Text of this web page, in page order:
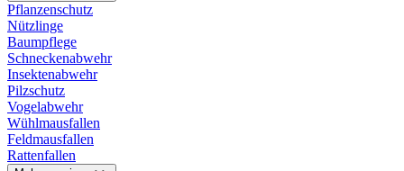
Pflanzenschutz
Nützlinge
Baumpflege
Schneckenabwehr
Insektenabwehr
Pilzschutz
Vogelabwehr
Wühlmausfallen
Feldmausfallen
Rattenfallen